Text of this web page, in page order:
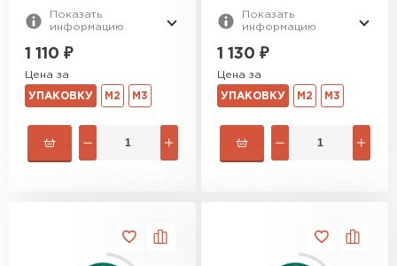
Показать
информацию
1 110 ₽
Цена за
УПАКОВКУ М2 М3
Показать
информацию
1 130 ₽
Цена за
УПАКОВКУ М2 М3